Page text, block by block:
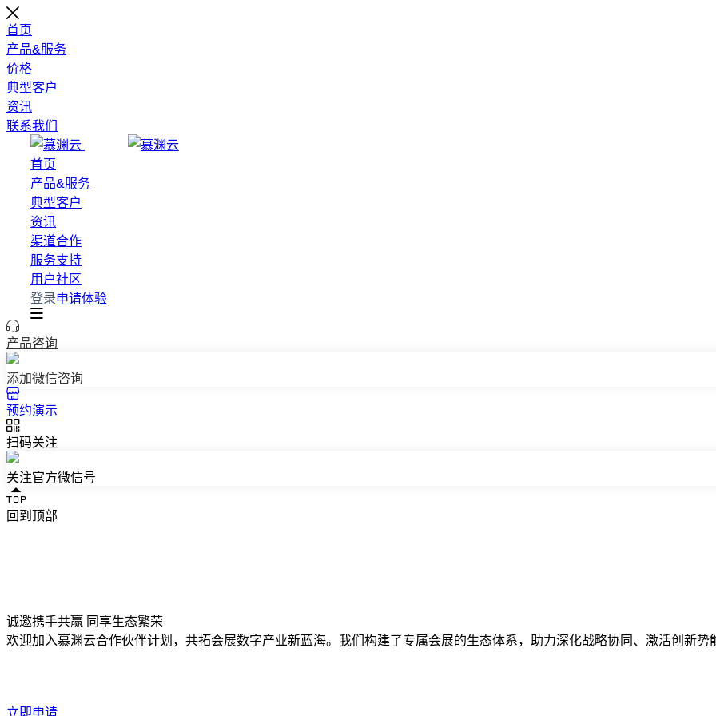
首页
产品&服务
价格
典型客户
资讯
联系我们
首页
产品&服务
典型客户
资讯
渠道合作
服务支持
用户社区
登录申请体验
产品咨询
添加微信咨询
预约演示
扫码关注
关注官方微信号
回到顶部
诚邀携手共赢 同享生态繁荣
欢迎加入慕渊云合作伙伴计划，共拓会展数字产业新蓝海。我们构建了专属会展的生态体系，助力深化战略协同、激活创新势
立即申请